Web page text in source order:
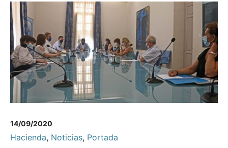
14/09/2020
Hacienda, Noticias, Portada